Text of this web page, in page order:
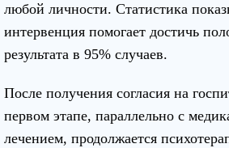
любой личности. Статистика
интервенция помогает достичь
результата в 95% случаев.
После получения согласия на
первом этапе, параллельно с
лечением, продолжается